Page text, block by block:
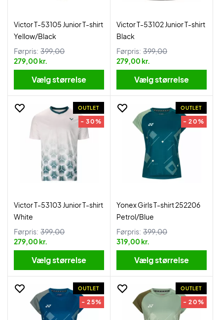
Victor T-53105 Junior T-shirt
Yellow/Black
Førpris: 399,00
279,00 kr.
Vælg størrelse
Victor T-53102 Junior T-shirt
Black
Førpris: 399,00
279,00 kr.
Vælg størrelse
OUTLET
- 30%
Victor T-53103 Junior T-shirt
White
Førpris: 399,00
279,00 kr.
Vælg størrelse
OUTLET
- 20%
Yonex Girls T-shirt 252206
Petrol/Blue
Førpris: 399,00
319,00 kr.
Vælg størrelse
OUTLET
- 25%
OUTLET
- 20%